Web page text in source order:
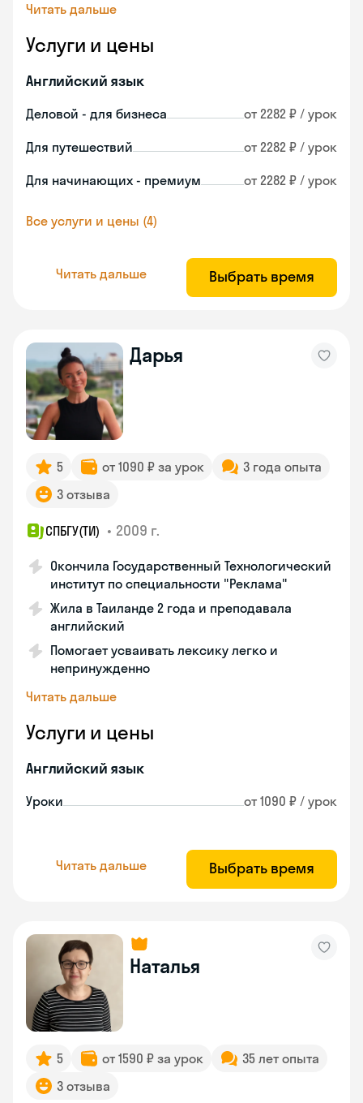
Читать дальше
Услуги и цены
Английский язык
Деловой - для бизнеса от 2282 ₽ / урок
Для путешествий от 2282 ₽ / урок
Для начинающих - премиум от 2282 ₽ / урок
Все услуги и цены (4)
Читать дальше Выбрать время
Дарья
5 от 1090 ₽ за урок
3 года опыта
3 отзыва
СПБГУ(ТИ) • 2009 г.
Окончила Государственный Технологический
институт по специальности "Реклама"
Жила в Таиланде 2 года и преподавала
английский
Помогает усваивать лексику легко и
непринужденно
Читать дальше
Услуги и цены
Английский язык
Уроки от 1090 ₽ / урок
Читать дальше Выбрать время
Наталья
5 от 1590 ₽ за урок
35 лет опыта
3 отзыва